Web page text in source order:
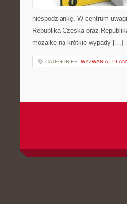
niespodziankę. W centrum
Republika Czeska oraz
mozaikę na krótkie wypady […]
CATEGORIES: WYZWANIA I